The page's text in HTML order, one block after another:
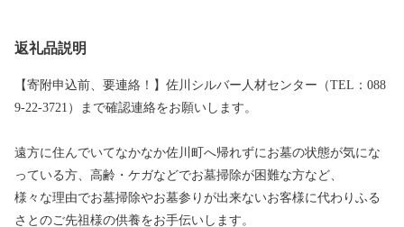
返礼品説明
【寄附申込前、要連絡！】佐川シルバー人材センター（TEL：088
9-22-3721）まで確認連絡をお願いします。
遠方に住んでいてなかなか佐川町へ帰れずにお墓の状態が気にな
っている方、高齢・ケガなどでお墓掃除が困難な方など、
様々な理由でお墓掃除やお墓参りが出来ないお客様に代わりふる
さとのご先祖様の供養をお手伝いします。